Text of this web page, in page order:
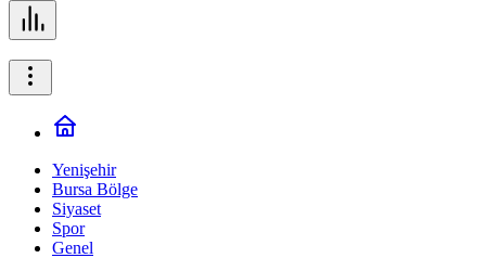
Yenişehir
Bursa Bölge
Siyaset
Spor
Genel